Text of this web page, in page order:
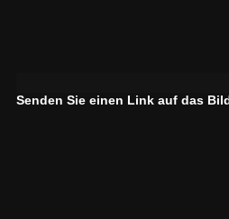
Senden Sie einen Link auf das